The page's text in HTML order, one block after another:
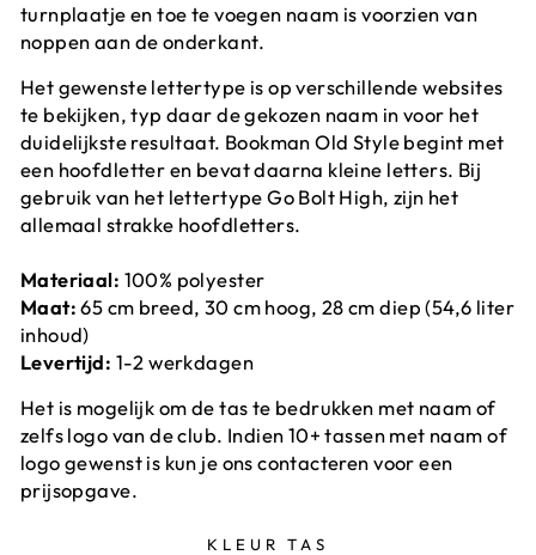
turnplaatje en toe te voegen naam is voorzien van
noppen aan de onderkant.
Het gewenste lettertype is op verschillende websites
te bekijken, typ daar de gekozen naam in voor het
duidelijkste resultaat. Bookman Old Style begint met
een hoofdletter en bevat daarna kleine letters. Bij
gebruik van het lettertype Go Bolt High, zijn het
allemaal strakke hoofdletters.
Materiaal: 100% polyester
Maat:65 cm breed, 30 cm hoog, 28 cm diep (54,6 liter
inhoud)
Levertijd: 1-2 werkdagen
Het is mogelijk om de tas te bedrukken met naam of
zelfs logo van de club. Indien 10+ tassen met naam of
logo gewenst is kun je ons contacteren voor een
prijsopgave.
KLEUR TAS